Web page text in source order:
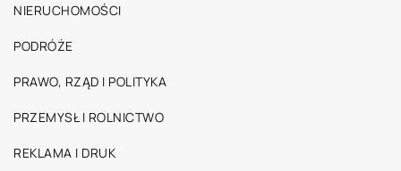
NIERUCHOMOŚCI
PODRÓŻE
PRAWO, RZĄD I POLITYKA
PRZEMYSŁ I ROLNICTWO
REKLAMA I DRUK